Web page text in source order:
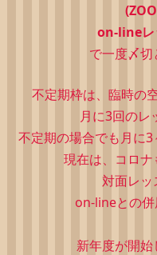
on-lineレ
で一度〆切
不定期枠は、 臨時の
月に3回のレ
不定期の場合でも月に3
現在は、コロナ
対面レッ
on-lineとの併
新年度が開始